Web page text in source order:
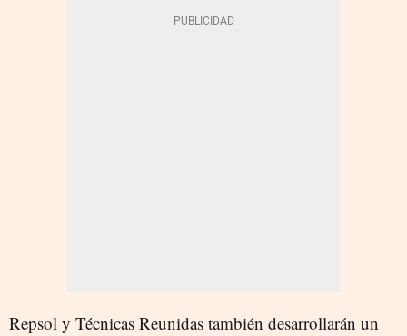
Repsol y Técnicas Reunidas también desarrollarán un